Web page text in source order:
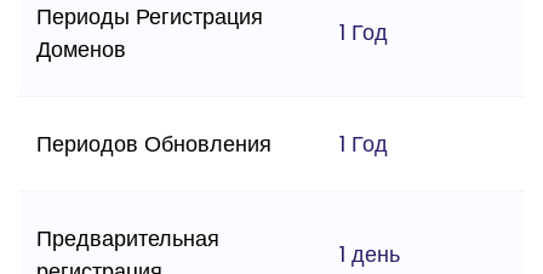
Периоды Регистрация
Доменов
1 Год
Периодов Обновления 1 Год
Предварительная
1 день